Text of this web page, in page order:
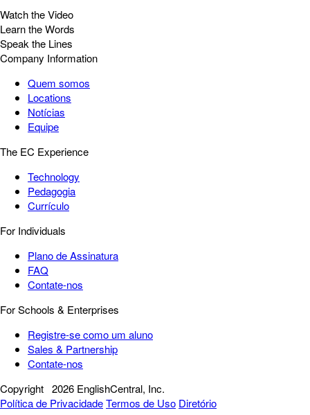
Watch the Video
Learn the Words
Speak the Lines
Company Information
Quem somos
Locations
Notícias
Equipe
The EC Experience
Technology
Pedagogia
Currículo
For Individuals
Plano de Assinatura
FAQ
Contate-nos
For Schools & Enterprises
Registre-se como um aluno
Sales & Partnership
Contate-nos
Copyright 2026 EnglishCentral, Inc.
Política de PrivacidadeTermos de Uso Diretório